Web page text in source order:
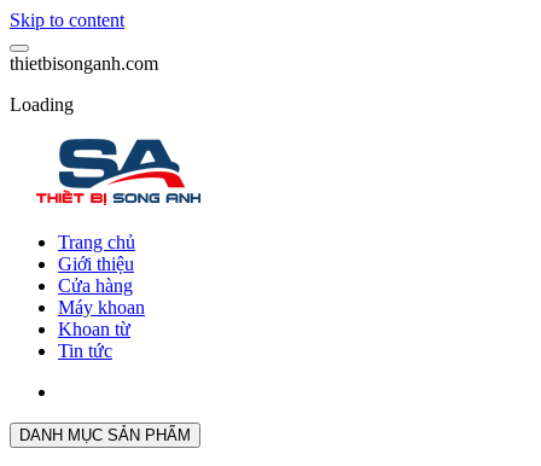
Skip to content
thietbisonganh.com
Loading
Trang chủ
Giới thiệu
Cửa hàng
Máy khoan
Khoan từ
Tin tức
DANH MỤC SẢN PHẨM